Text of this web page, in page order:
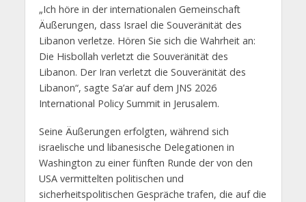
„Ich höre in der internationalen Gemeinschaft
Äußerungen, dass Israel die Souveränität des
Libanon verletze. Hören Sie sich die Wahrheit an:
Die Hisbollah verletzt die Souveränität des
Libanon. Der Iran verletzt die Souveränität des
Libanon“, sagte Sa’ar auf dem JNS 2026
International Policy Summit in Jerusalem.
Seine Äußerungen erfolgten, während sich
israelische und libanesische Delegationen in
Washington zu einer fünften Runde der von den
USA vermittelten politischen und
sicherheitspolitischen Gespräche trafen, die auf die